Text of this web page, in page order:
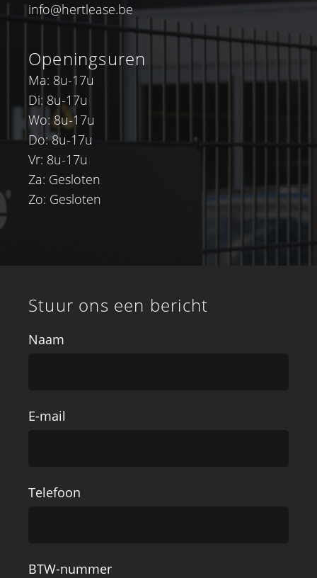
info@hertlease.be
Openingsuren
Ma: 8u-17u
Di: 8u-17u
Wo: 8u-17u
Do: 8u-17u
Vr: 8u-17u
Za: Gesloten
Zo: Gesloten
Stuur ons een bericht
Naam
E-mail
Telefoon
BTW-nummer